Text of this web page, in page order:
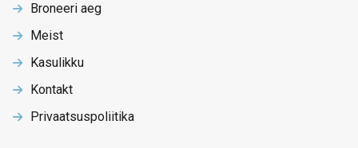
Broneeri aeg
Meist
Kasulikku
Kontakt
Privaatsuspoliitika